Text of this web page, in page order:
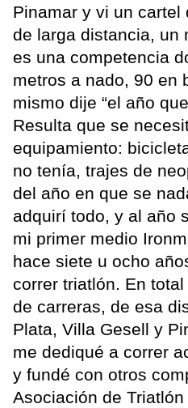
Pinamar y vi un
de larga distancia, un
es una competencia
metros a nado, 90 en
mismo dije “el año
Resulta que se
equipamiento:
no tenía, trajes de
del año en que se
adquirí todo, y al año
mi primer medio
hace siete u ocho
correr triatlón. En
de carreras, de esa
Plata, Villa Gesell y
me dediqué a correr
y fundé con otros
Asociación de